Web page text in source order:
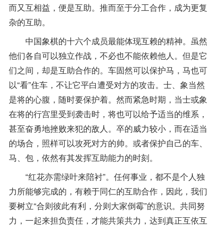
而又互相益，便是互助。推而至于分工合作，成为更复
杂的互助。
中国象棋的十六个成员最能体现互赖的精神。虽然
他们各自可以独立作战，不必也不能依赖他人。但是它
们之间，却是互助合作的。车固然可以保护马，马也可
以“看”住车，不让它平白遭受对方的攻击。士、象当然
是将的心腹，随时要保护着。然而紧急时期，当士或象
在将的行宫里受到袭击时，将也可以给予适当的维系，
甚至奋勇地挫败来犯的敌人。卒的威力较小，而在适当
的场合，照样可以攻死对方的帅。或者保护自己的车、
马、包，依然有其发挥互助能力的时刻。
“红花亦需绿叶来陪衬”。任何事业，都不是个人独
力所能够完成的，有赖于同仁的互助合作，因此，我们
要树立“合则彼此有利，分则大家倒霉”的意识。共同努
力，一起来担负责任，才能共策共力，达到真正互依互